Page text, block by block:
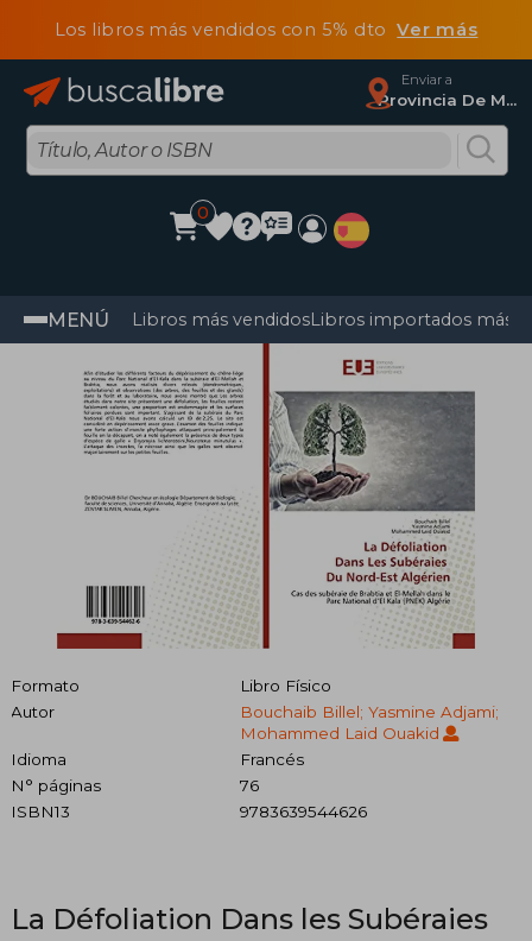
Los libros más vendidos con 5% dtoVer más
Enviar a
Provincia De Madrid
0
MENÚ Libros más vendidosLibros importados más
Formato
Libro Físico
Autor
Bouchaib Billel; Yasmine Adjami;
Mohammed Laid Ouakid
Idioma
Francés
N° páginas
76
ISBN13
9783639544626
La Défoliation Dans les Subéraies